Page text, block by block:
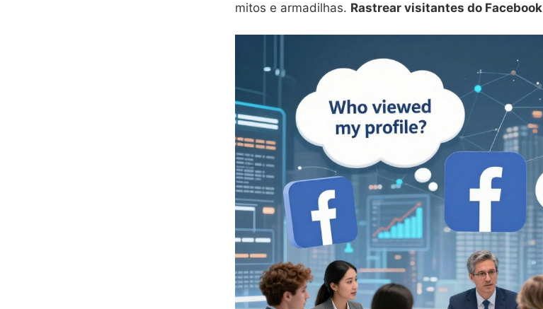
mitos e armadilhas. Rastrear visitantes do Facebook